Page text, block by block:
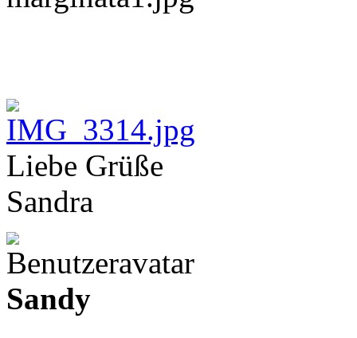
Liebe Grüße
Sandra
Sandy